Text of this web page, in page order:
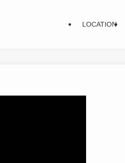
LOCATION